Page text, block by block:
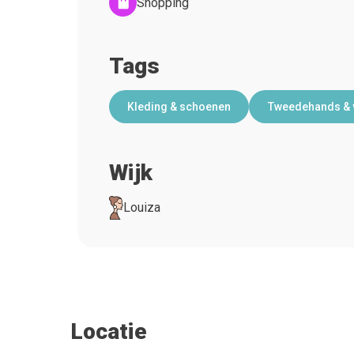
Tags
Kleding & schoenen Tweedehands &
Wijk
Louiza
Locatie